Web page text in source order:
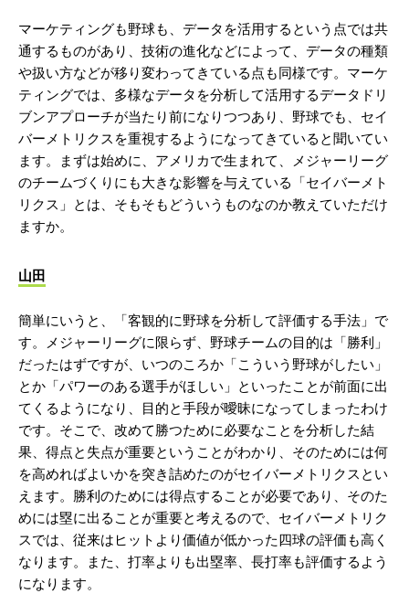
マーケティングも野球も、データを活用するという点では共
通するものがあり、技術の進化などによって、データの種類
や扱い方などが移り変わってきている点も同様です。マーケ
ティングでは、多様なデータを分析して活用するデータドリ
ブンアプローチが当たり前になりつつあり、野球でも、セイ
バーメトリクスを重視するようになってきていると聞いてい
ます。まずは始めに、アメリカで生まれて、メジャーリーグ
のチームづくりにも大きな影響を与えている「セイバーメト
リクス」とは、そもそもどういうものなのか教えていただけ
ますか。
山田
簡単にいうと、「客観的に野球を分析して評価する手法」で
す。メジャーリーグに限らず、野球チームの目的は「勝利」
だったはずですが、いつのころか「こういう野球がしたい」
とか「パワーのある選手がほしい」といったことが前面に出
てくるようになり、目的と手段が曖昧になってしまったわけ
です。そこで、改めて勝つために必要なことを分析した結
果、得点と失点が重要ということがわかり、そのためには何
を高めればよいかを突き詰めたのがセイバーメトリクスとい
えます。勝利のためには得点することが必要であり、そのた
めには塁に出ることが重要と考えるので、セイバーメトリク
スでは、従来はヒットより価値が低かった四球の評価も高く
なります。また、打率よりも出塁率、長打率も評価するよう
になります。